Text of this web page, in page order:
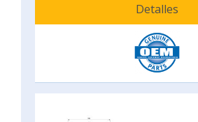
Detalles